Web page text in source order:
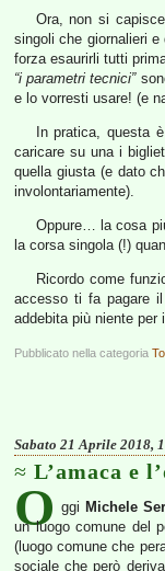
Ora, non si
singoli che giornalieri
forza esaurirli tutti
“i parametri tecnici”
e lo vorresti usare! (e
In pratica, questa
caricare su una i
quella giusta (e dato
involontariamente).
Oppure… la cosa
la corsa singola (!)
Ricordo come
accesso ti fa pagare
addebita più niente
Pubblicato nella categoria
Sabato 21 Aprile 2018,
L’amaca e
O ggi Michele
un luogo comune del
(luogo comune che
sociale che però